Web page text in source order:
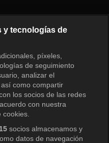
y tecnologías de
píxeles,
de seguimiento
analizar el
como compartir
los socios de las redes
con nuestra
socios almacenamos y
datos de navegación